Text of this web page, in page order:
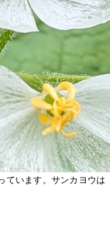
います。サンカヨウは